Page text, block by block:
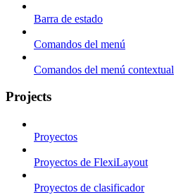
Barra de estado
Comandos del menú
Comandos del menú contextual
Projects
Proyectos
Proyectos de FlexiLayout
Proyectos de clasificador